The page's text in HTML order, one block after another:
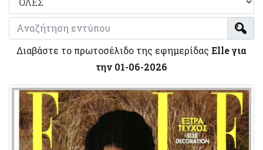
Διαβάστε το πρωτοσέλιδο της εφημερίδας Elle για
την 01-06-2026